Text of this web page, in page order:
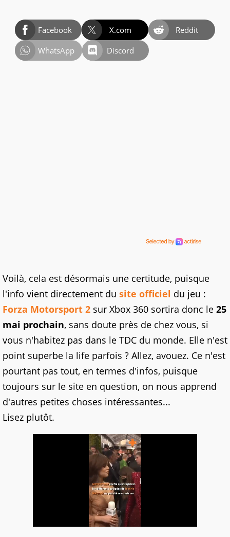
Facebook X.com
Reddit
WhatsApp
Discord
Voilà, cela est désormais une certitude, puisque
l'info vient directement du site officiel du jeu :
Forza Motorsport 2 sur Xbox 360 sortira donc le 25
mai prochain, sans doute près de chez vous, si
vous n'habitez pas dans le TDC du monde. Elle n'est
point superbe la life parfois ? Allez, avouez. Ce n'est
pourtant pas tout, en termes d'infos, puisque
toujours sur le site en question, on nous apprend
d'autres petites choses intéressantes...
Lisez plutôt.